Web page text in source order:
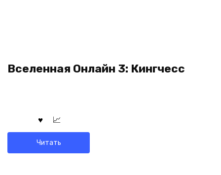
Вселенная Онлайн 3: Кингчесс
Читать